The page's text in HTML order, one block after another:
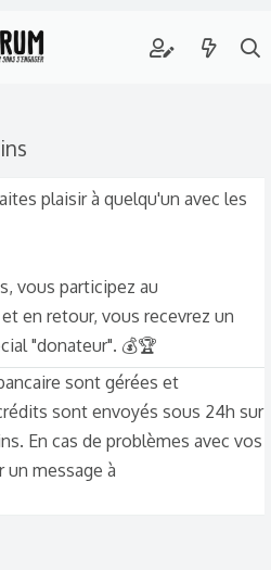
plaisir à quelqu'un avec les
vous participez au
en retour, vous recevrez un
"donateur". 💰🏆
sont gérées et
sont envoyés sous 24h sur
En cas de problèmes avec vos
message à